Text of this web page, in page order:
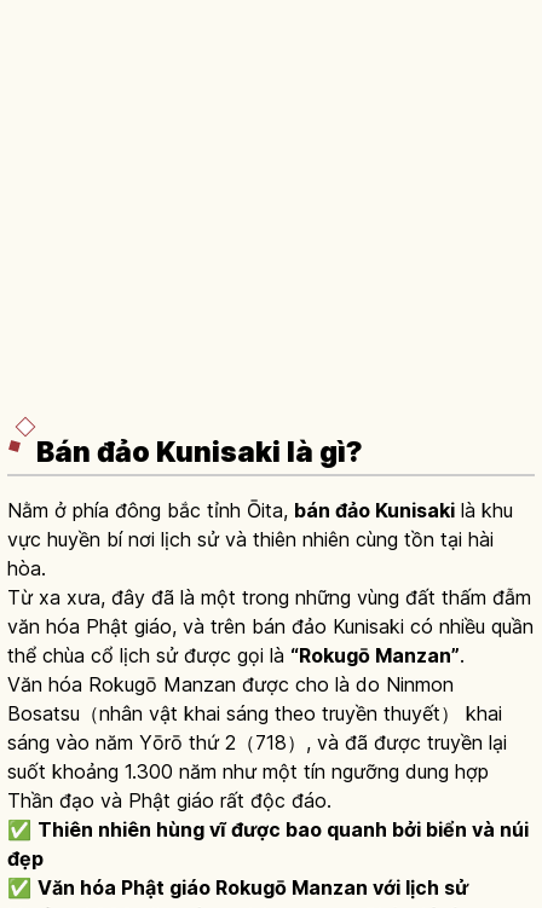
Bán đảo Kunisaki là gì?
Nằm ở phía đông bắc tỉnh Ōita, bán đảo Kunisaki là khu
vực huyền bí nơi lịch sử và thiên nhiên cùng tồn tại hài
hòa.
Từ xa xưa, đây đã là một trong những vùng đất thấm đẫm
văn hóa Phật giáo, và trên bán đảo Kunisaki có nhiều quần
thể chùa cổ lịch sử được gọi là “Rokugō Manzan”.
Văn hóa Rokugō Manzan được cho là do Ninmon
Bosatsu（nhân vật khai sáng theo truyền thuyết） khai
sáng vào năm Yōrō thứ 2（718）, và đã được truyền lại
suốt khoảng 1.300 năm như một tín ngưỡng dung hợp
Thần đạo và Phật giáo rất độc đáo.
✅ Thiên nhiên hùng vĩ được bao quanh bởi biển và núi
đẹp
✅ Văn hóa Phật giáo Rokugō Manzan với lịch sử